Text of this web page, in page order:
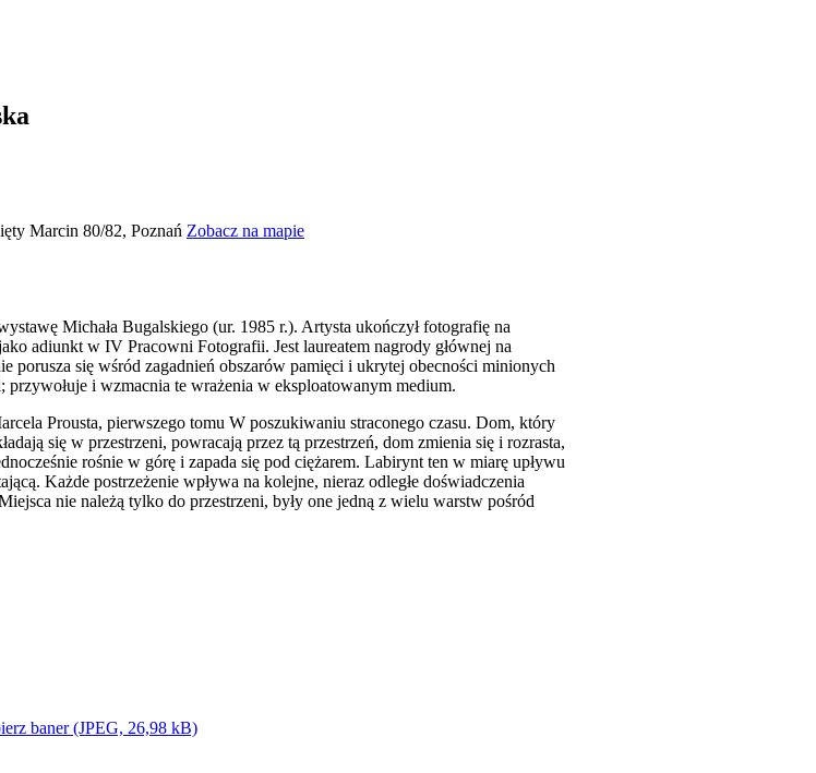
Marcin 80/82, Poznań Zobacz na mapie
Michała Bugalskiego (ur. 1985 r.). Artysta ukończył fotografię na
adiunkt w IV Pracowni Fotografii. Jest laureatem nagrody głównej na
porusza się wśród zagadnień obszarów pamięci i ukrytej obecności minionych
i wzmacnia te wrażenia w eksploatowanym medium.
Prousta, pierwszego tomu W poszukiwaniu straconego czasu. Dom, który
się w przestrzeni, powracają przez tą przestrzeń, dom zmienia się i rozrasta,
rośnie w górę i zapada się pod ciężarem. Labirynt ten w miarę upływu
Każde postrzeżenie wpływa na kolejne, nieraz odległe doświadczenia
nie należą tylko do przestrzeni, były one jedną z wielu warstw pośród
baner (JPEG, 26,98 kB)